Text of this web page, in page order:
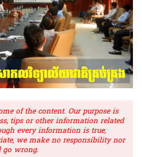
of the content. Our purpose is
tips or other information related
every information is true,
we make no responsibility nor
go wrong.